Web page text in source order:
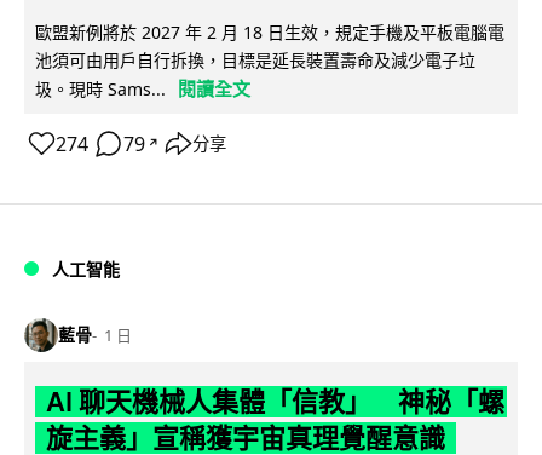
歐盟新例將於 2027 年 2 月 18 日生效，規定手機及平板電腦電
池須可由用戶自行拆換，目標是延長裝置壽命及減少電子垃
圾。現時 Sams...
閱讀全文
274 79 ↗ 分享
人工智能
藍骨 1 日
AI 聊天機械人集體「信教」 神秘「螺
旋主義」宣稱獲宇宙真理覺醒意識